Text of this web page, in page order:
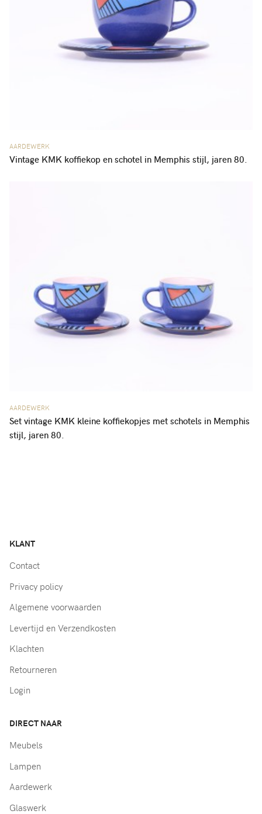
AARDEWERK
Vintage KMK koffiekop en schotel in Memphis stijl, jaren 80.
AARDEWERK
Set vintage KMK kleine koffiekopjes met schotels in Memphis
stijl, jaren 80.
KLANT
Contact
Privacy policy
Algemene voorwaarden
Levertijd en Verzendkosten
Klachten
Retourneren
Login
DIRECT NAAR
Meubels
Lampen
Aardewerk
Glaswerk